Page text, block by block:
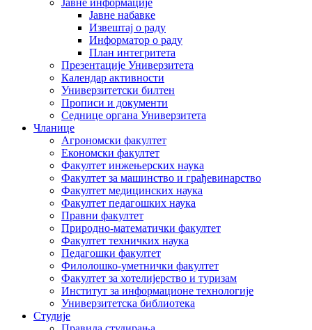
Јавне информације
Јавне набавке
Извештај о раду
Информатор о раду
План интегритета
Презентације Универзитета
Календар активности
Универзитетски билтен
Прописи и документи
Седнице органа Универзитета
Чланице
Агрономски факултет
Економски факултет
Факултет инжењерских наука
Факултет за машинство и грађевинарство
Факултет медицинских наука
Факултет педагошких наука
Правни факултет
Природно-математички факултет
Факултет техничких наука
Педагошки факултет
Филолошко-уметнички факултет
Факултет за хотелијерство и туризам
Институт за информационе технологије
Универзитетска библиотека
Студије